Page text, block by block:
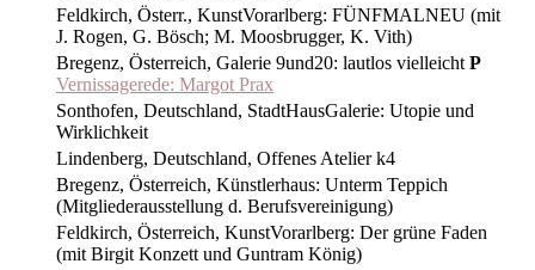
Feldkirch, Österr., KunstVorarlberg: FÜNFMALNEU (mit
J. Rogen, G. Bösch; M. Moosbrugger, K. Vith)
Bregenz, Österreich, Galerie 9und20: lautlos vielleicht P
Vernissagerede: Margot Prax
Sonthofen, Deutschland, StadtHausGalerie: Utopie und
Wirklichkeit
Lindenberg, Deutschland, Offenes Atelier k4
Bregenz, Österreich, Künstlerhaus: Unterm Teppich
(Mitgliederausstellung d. Berufsvereinigung)
Feldkirch, Österreich, KunstVorarlberg: Der grüne Faden
(mit Birgit Konzett und Guntram König)